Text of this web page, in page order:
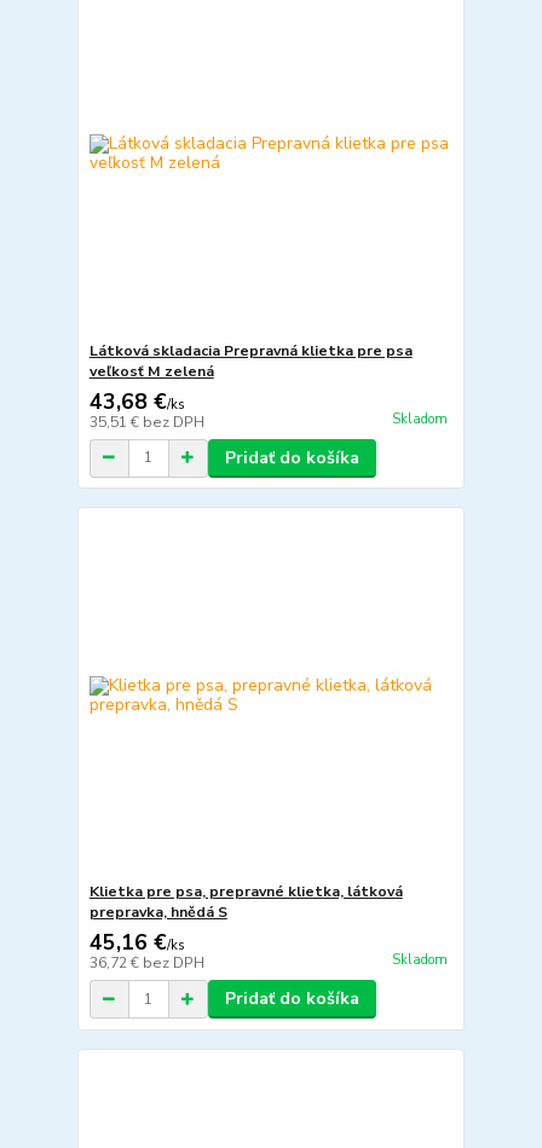
Látková skladacia Prepravná klietka pre psa
veľkosť M zelená
43,68 €/ks
35,51 € bez DPH Skladom
Pridať do košíka
Klietka pre psa, prepravné klietka, látková
prepravka, hnědá S
45,16 €/ks
36,72 € bez DPH Skladom
Pridať do košíka